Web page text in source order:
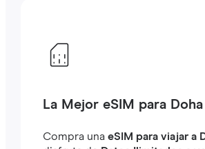
La Mejor eSIM para Doha
Compra una eSIM para viajar a